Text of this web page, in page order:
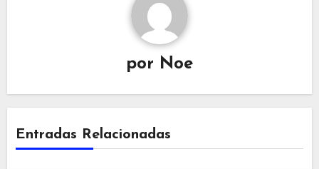
por Noe
Entradas Relacionadas